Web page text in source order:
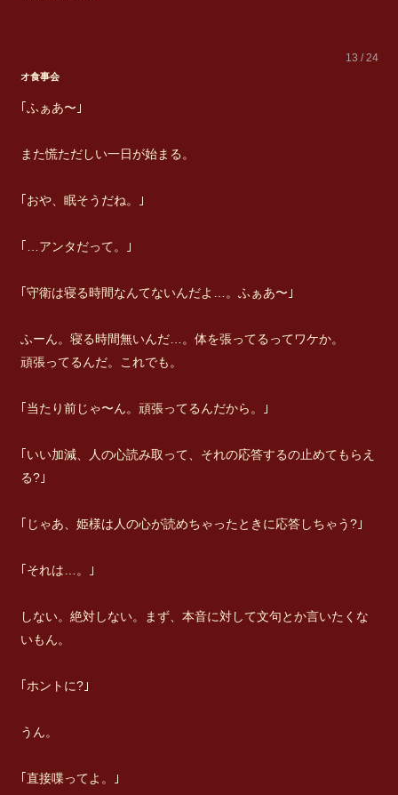
13 / 24
オ食事会
｢ふぁあ〜｣
また慌ただしい一日が始まる。
｢おや、眠そうだね。｣
｢…アンタだって。｣
｢守衛は寝る時間なんてないんだよ…。ふぁあ〜｣
ふーん。寝る時間無いんだ…。体を張ってるってワケか。
頑張ってるんだ。これでも。
｢当たり前じゃ〜ん。頑張ってるんだから。｣
｢いい加減、人の心読み取って、それの応答するの止めてもらえ
る?｣
｢じゃあ、姫様は人の心が読めちゃったときに応答しちゃう?｣
｢それは…。｣
しない。絶対しない。まず、本音に対して文句とか言いたくな
いもん。
｢ホントに?｣
うん。
｢直接喋ってよ。｣